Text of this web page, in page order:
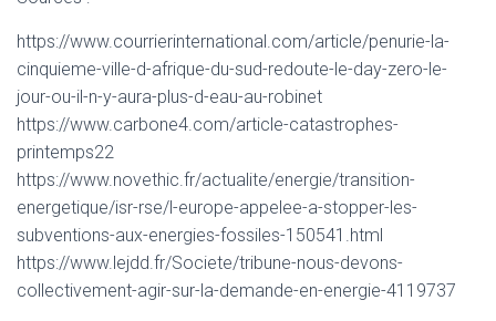
https://www.courrierinternational.com/article/penurie-la-
cinquieme-ville-d-afrique-du-sud-redoute-le-day-zero-le-
jour-ou-il-n-y-aura-plus-d-eau-au-robinet
https://www.carbone4.com/article-catastrophes-
printemps22
https://www.novethic.fr/actualite/energie/transition-
energetique/isr-rse/l-europe-appelee-a-stopper-les-
subventions-aux-energies-fossiles-150541.html
https://www.lejdd.fr/Societe/tribune-nous-devons-
collectivement-agir-sur-la-demande-en-energie-4119737